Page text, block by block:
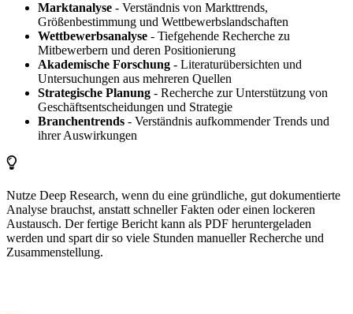
Marktanalyse - Verständnis von Markttrends,
Größenbestimmung und Wettbewerbslandschaften
Wettbewerbsanalyse - Tiefgehende Recherche zu
Mitbewerbern und deren Positionierung
Akademische Forschung - Literaturübersichten und
Untersuchungen aus mehreren Quellen
Strategische Planung - Recherche zur Unterstützung von
Geschäftsentscheidungen und Strategie
Branchentrends - Verständnis aufkommender Trends und
ihrer Auswirkungen
Nutze Deep Research, wenn du eine gründliche, gut dokumentierte
Analyse brauchst, anstatt schneller Fakten oder einen lockeren
Austausch. Der fertige Bericht kann als PDF heruntergeladen
werden und spart dir so viele Stunden manueller Recherche und
Zusammenstellung.